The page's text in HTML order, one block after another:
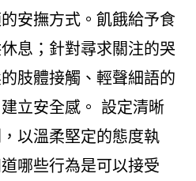
安撫方式。飢餓給予食
息；針對尋求關注的哭
肢體接觸、輕聲細語的
立安全感。 設定清晰
以溫柔堅定的態度執
哪些行為是可以接受